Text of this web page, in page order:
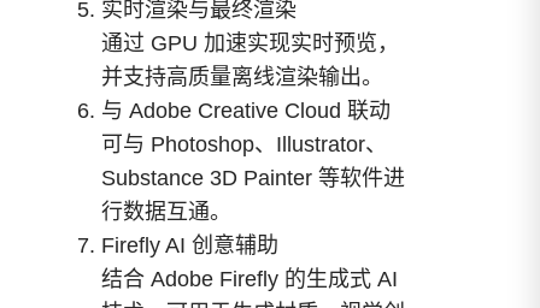
实时渲染与最终渲染
通过 GPU 加速实现实时预览，
并支持高质量离线渲染输出。
与 Adobe Creative Cloud 联动
可与 Photoshop、Illustrator、
Substance 3D Painter 等软件进
行数据互通。
Firefly AI 创意辅助
结合 Adobe Firefly 的生成式 AI